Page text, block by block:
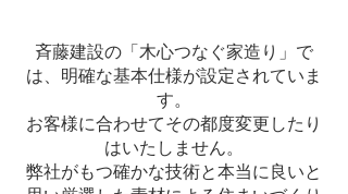
斉藤建設の「木心つなぐ家造り」で
は、明確な基本仕様が設定されていま
す。
お客様に合わせてその都度変更したり
はいたしません。
弊社がもつ確かな技術と本当に良いと